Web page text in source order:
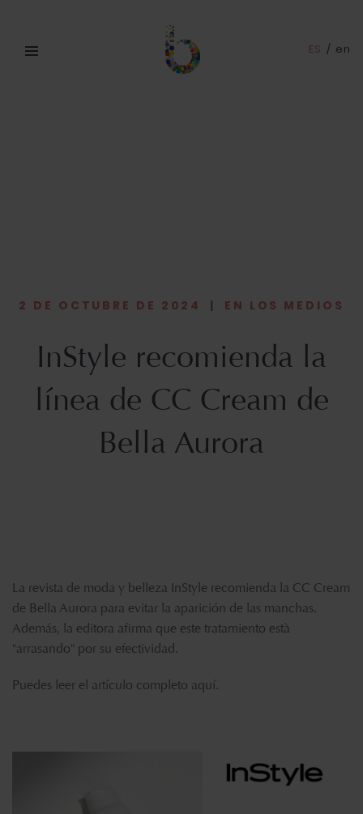
ES / en
2 DE OCTUBRE DE 2024 | EN LOS MEDIOS
InStyle recomienda la
línea de CC Cream de
Bella Aurora
La revista de moda y belleza InStyle recomienda la CC Cream
de Bella Aurora para evitar la aparición de las manchas.
Además, la editora afirma que este tratamiento està
"arrasando" por su efectividad.
Puedes leer el artículo completo aquí.